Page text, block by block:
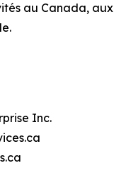
au Canada, aux
Inc.